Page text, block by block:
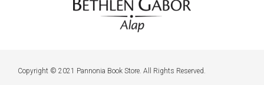
Copyright © 2021 Pannonia Book Store. All Rights Reserved.